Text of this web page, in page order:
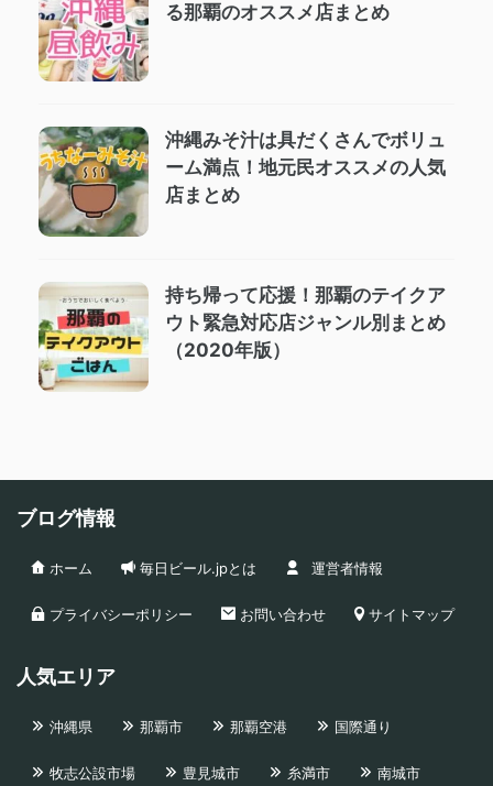
る那覇のオススメ店まとめ
沖縄みそ汁は具だくさんでボリュ
ーム満点！地元民オススメの人気
店まとめ
持ち帰って応援！那覇のテイクア
ウト緊急対応店ジャンル別まとめ
（2020年版）
ブログ情報
ホーム 毎日ビール.jpとは 運営者情報
プライバシーポリシー お問い合わせ サイトマップ
人気エリア
沖縄県 那覇市 那覇空港 国際通り
牧志公設市場 豊見城市 糸満市 南城市